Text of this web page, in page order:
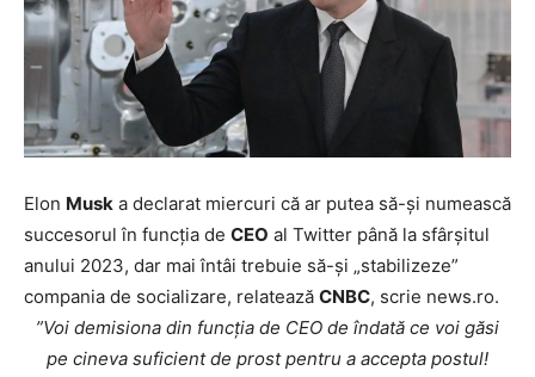
Elon Musk a declarat miercuri că ar putea să-şi numească
succesorul în funcţia de CEO al Twitter până la sfârşitul
anului 2023, dar mai întâi trebuie să-şi „stabilizeze”
compania de socializare, relatează CNBC, scrie news.ro.
”Voi demisiona din funcţia de CEO de îndată ce voi găsi
pe cineva suficient de prost pentru a accepta postul!